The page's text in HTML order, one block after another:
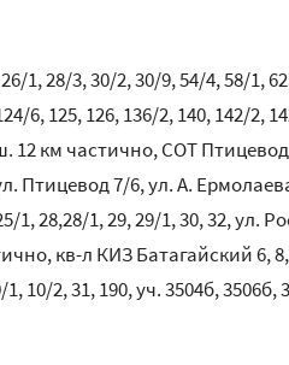
1, 28/3, 30/2, 30/9, 54/4, 58/1,
6, 125, 126, 136/2, 140, 142/2,
12 км частично, СОТ
7/6, ул. А.
1, 28,28/1, 29, 29/1, 30, 32, ул.
кв-л КИЗ Батагайский 6,
2, 31, 190, уч. 3504б, 3506б,